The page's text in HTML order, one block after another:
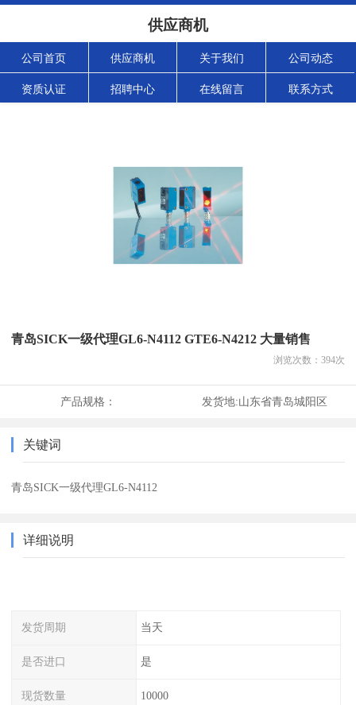
供应商机
公司首页 供应商机 关于我们 公司动态
资质认证 招聘中心 在线留言 联系方式
青岛SICK一级代理GL6-N4112 GTE6-N4212 大量销售
浏览次数： 394次
产品规格： 发货地:山东省青岛城阳区
关键词
青岛SICK一级代理GL6-N4112
详细说明
发货周期 当天
是否进口 是
现货数量 10000